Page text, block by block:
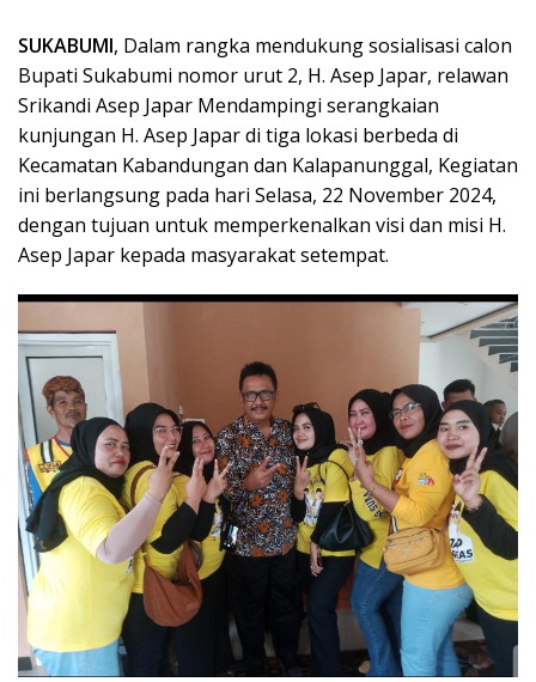
SUKABUMI, Dalam rangka mendukung sosialisasi calon
Bupati Sukabumi nomor urut 2, H. Asep Japar, relawan
Srikandi Asep Japar Mendampingi serangkaian
kunjungan H. Asep Japar di tiga lokasi berbeda di
Kecamatan Kabandungan dan Kalapanunggal, Kegiatan
ini berlangsung pada hari Selasa, 22 November 2024,
dengan tujuan untuk memperkenalkan visi dan misi H.
Asep Japar kepada masyarakat setempat.